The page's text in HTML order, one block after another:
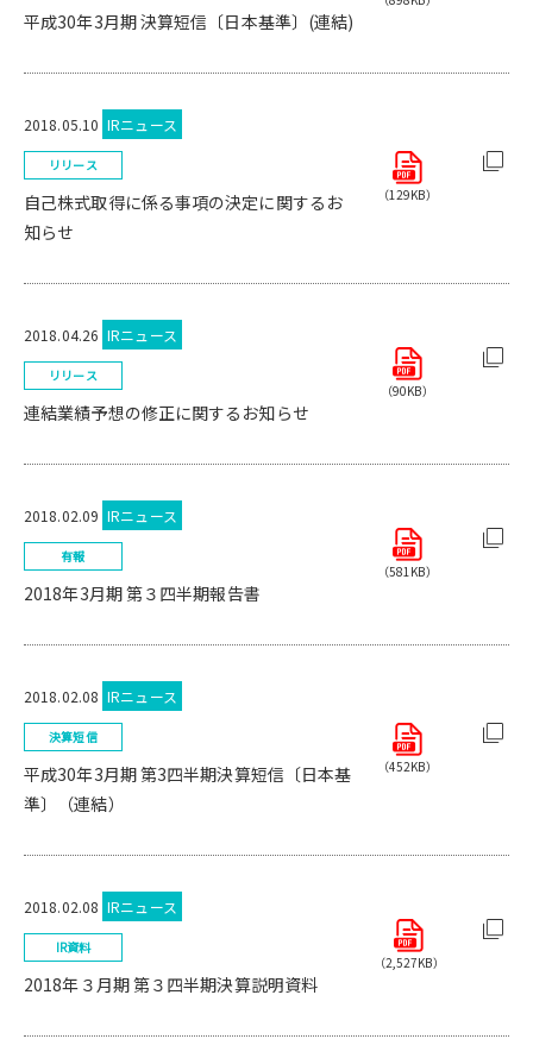
平成30年3月期 決算短信〔日本基準〕(連結)
2018.05.10 IRニュース
リリース
自己株式取得に係る事項の決定に関するお
知らせ
（129KB）
2018.04.26 IRニュース
リリース
連結業績予想の修正に関するお知らせ
（90KB）
2018.02.09 IRニュース
有報
2018年3月期 第３四半期報告書
（581KB）
2018.02.08 IRニュース
決算短信
平成30年3月期 第3四半期決算短信〔日本基
準〕（連結）
（452KB）
2018.02.08 IRニュース
IR資料
2018年３月期 第３四半期決算説明資料
（2,527KB）